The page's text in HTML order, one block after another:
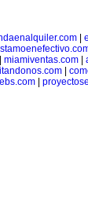
|
miamiventas.com
|
|